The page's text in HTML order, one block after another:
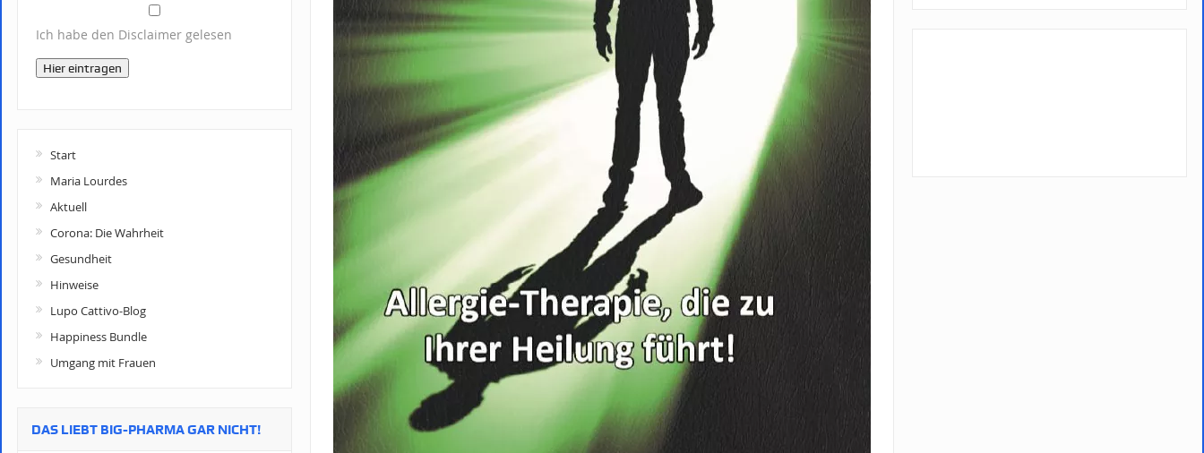
Ich habe den Disclaimer gelesen
Hier eintragen
Start
Maria Lourdes
Aktuell
Corona: Die Wahrheit
Gesundheit
Hinweise
Lupo Cattivo-Blog
Happiness Bundle
Umgang mit Frauen
DAS LIEBT BIG-PHARMA GAR NICHT!